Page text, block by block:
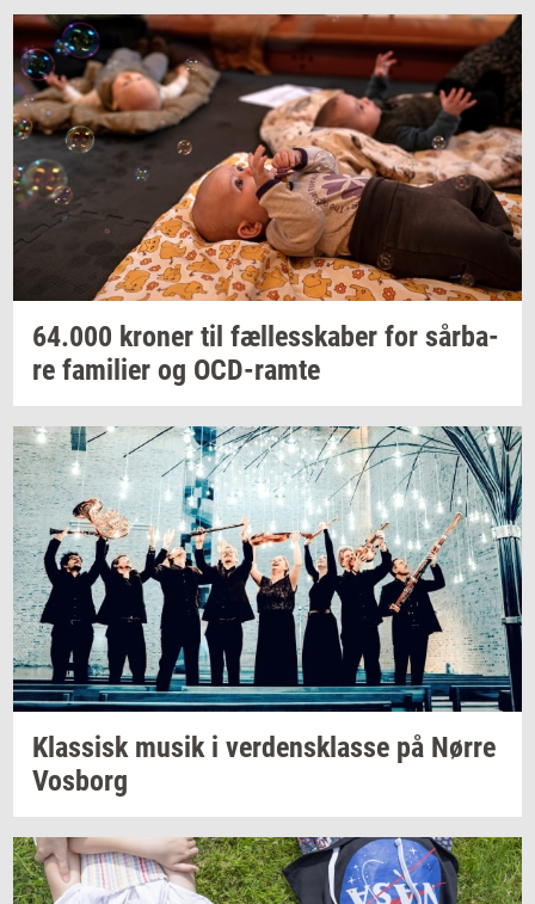
64.000 kro­ner til fæl­les­ska­ber for sår­ba­
re fa­mi­li­er og OCD-​ramte
Klas­siskmusik i ver­dens­klas­se på Nørre
Vos­borg